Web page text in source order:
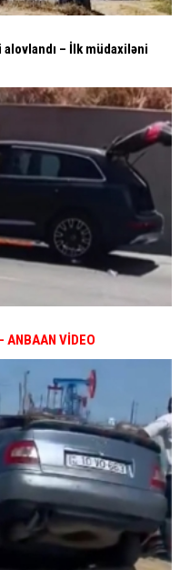
– İlk müdaxiləni
ANBAAN VİDEO